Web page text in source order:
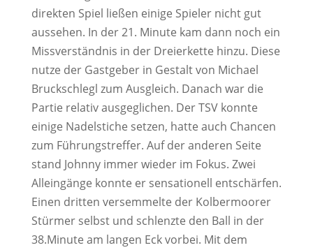
direkten Spiel ließen einige Spieler nicht gut
aussehen. In der 21. Minute kam dann noch ein
Missverständnis in der Dreierkette hinzu. Diese
nutze der Gastgeber in Gestalt von Michael
Bruckschlegl zum Ausgleich. Danach war die
Partie relativ ausgeglichen. Der TSV konnte
einige Nadelstiche setzen, hatte auch Chancen
zum Führungstreffer. Auf der anderen Seite
stand Johnny immer wieder im Fokus. Zwei
Alleingänge konnte er sensationell entschärfen.
Einen dritten versemmelte der Kolbermoorer
Stürmer selbst und schlenzte den Ball in der
38.Minute am langen Eck vorbei. Mit dem